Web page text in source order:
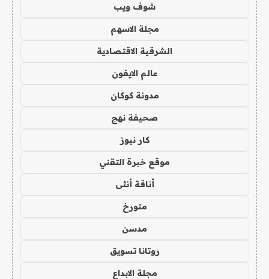
شوف ويب
مجلة الاسهم
الشرقية الاقتصادية
عالم الايفون
مدونة كوكان
صحيفة نهج
كار نيوز
موقع خبرة التقني
أناقة أنثى
متورخ
مدسن
روتانا تسويق
مجلة الابداع